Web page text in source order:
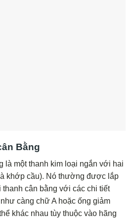
Bằng
là một thanh kim loại ngắn với hai
khớp cầu). Nó thường được lắp
cân bằng với các chi tiết
càng chữ A hoặc ống giảm
khác nhau tùy thuộc vào hãng